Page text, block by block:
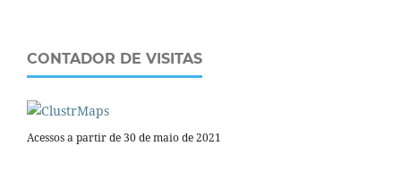
CONTADOR DE VISITAS
Acessos a partir de 30 de maio de 2021